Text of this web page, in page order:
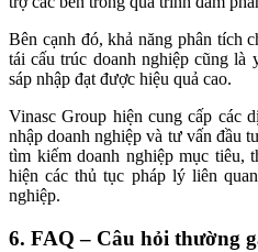
Bên cạnh đó, khả năng phân tích
tái cấu trúc doanh nghiệp cũng là
sáp nhập đạt được hiệu quả cao.
Vinasc Group hiện cung cấp các
nhập doanh nghiệp và tư vấn đầu
tìm kiếm doanh nghiệp mục tiêu,
hiện các thủ tục pháp lý liên
nghiệp.
6. FAQ – Câu hỏi thường